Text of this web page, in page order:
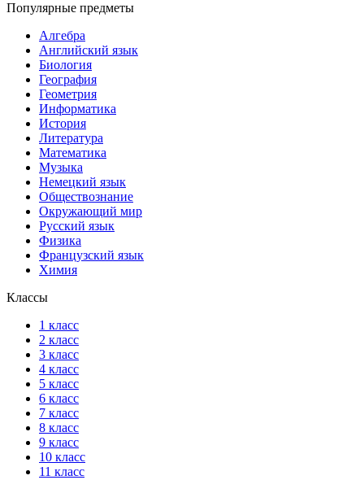
Популярные предметы
Алгебра
Английский язык
Биология
География
Геометрия
Информатика
История
Литература
Математика
Музыка
Немецкий язык
Обществознание
Окружающий мир
Русский язык
Физика
Французский язык
Химия
Классы
1 класс
2 класс
3 класс
4 класс
5 класс
6 класс
7 класс
8 класс
9 класс
10 класс
11 класс